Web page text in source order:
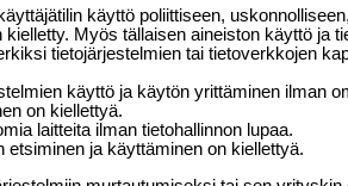
käyttö poliittiseen,
Myös tällaisen aineiston käyttö
tietojärjestelmien tai tietoverkkojen
käyttö ja käytön yrittäminen ilman
on kiellettyä.
laitteita ilman tietohallinnon lupaa.
etsiminen ja käyttäminen on kiellettyä.